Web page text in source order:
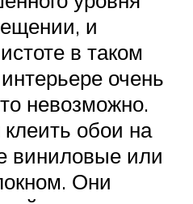
и
в таком
очень
невозможно.
обои на
виниловые или
Они